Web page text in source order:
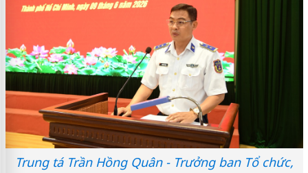
Trung tá Trần Hồng Quân - Trưởng ban Tổ chức,